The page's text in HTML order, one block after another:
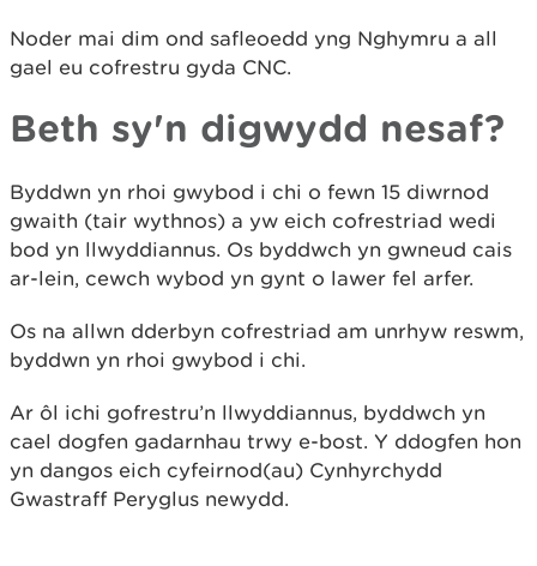
Noder mai dim ond safleoedd yng Nghymru a all
gael eu cofrestru gyda CNC.
Beth sy'n digwydd nesaf?
Byddwn yn rhoi gwybod i chi o fewn 15 diwrnod
gwaith (tair wythnos) a yw eich cofrestriad wedi
bod yn llwyddiannus. Os byddwch yn gwneud cais
ar-lein, cewch wybod yn gynt o lawer fel arfer.
Os na allwn dderbyn cofrestriad am unrhyw reswm,
byddwn yn rhoi gwybod i chi.
Ar ôl ichi gofrestru’n llwyddiannus, byddwch yn
cael dogfen gadarnhau trwy e-bost. Y ddogfen hon
yn dangos eich cyfeirnod(au) Cynhyrchydd
Gwastraff Peryglus newydd.